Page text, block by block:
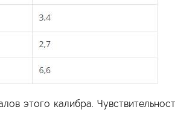
этого калибра.